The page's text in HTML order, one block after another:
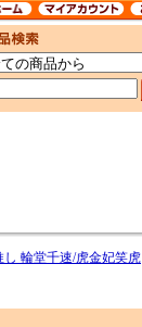
し 輪堂千速/虎金妃笑虎